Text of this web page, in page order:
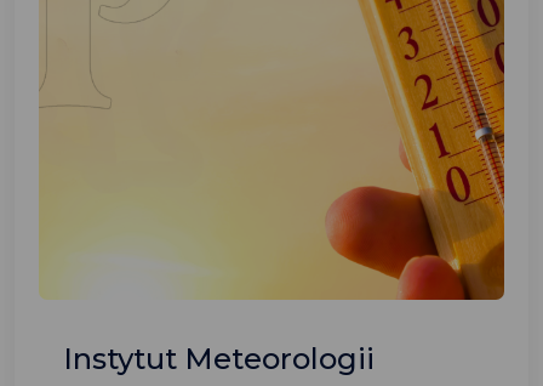
Instytut Meteorologii